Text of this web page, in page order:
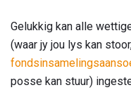
Gelukkig kan alle
(waar jy jou lys kan
posse kan stuur)